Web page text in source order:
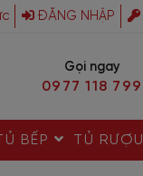
ĐĂNG NHẬP
Gọi ngay
0977 118 799
BẾP TỦ RƯỢU